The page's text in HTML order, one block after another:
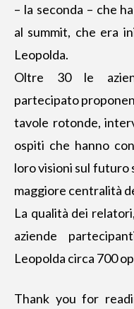
– la seconda – che
al summit, che era
Leopolda.
Oltre 30 le
partecipato
tavole rotonde,
ospiti che hanno
loro visioni sul futuro
maggiore centralità
La qualità dei
aziende
Leopolda circa 700
Thank you for